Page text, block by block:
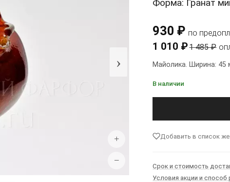
›
+
−
Форма: Гранат
930 ₽ по
1 010 ₽1 485 ₽
Майолика. Ширина: 45
В наличии
Добавить в список
Срок и стоимость
Условия акции и способ